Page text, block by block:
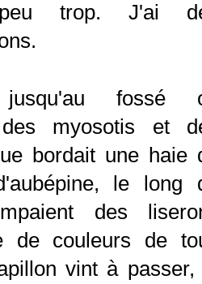
trop. J'ai
fossé
des myosotis et
bordait une haie
le long
des
de couleurs de
vint à passer,